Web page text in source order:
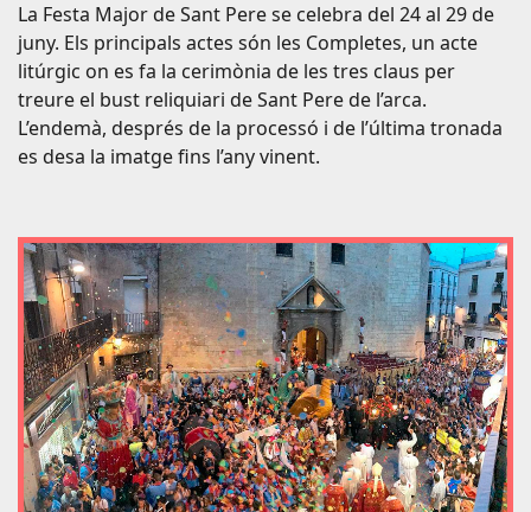
La Festa Major de Sant Pere se celebra del 24 al 29 de
juny. Els principals actes són les Completes, un acte
litúrgic on es fa la cerimònia de les tres claus per
treure el bust reliquiari de Sant Pere de l’arca.
L’endemà, després de la processó i de l’última tronada
es desa la imatge fins l’any vinent.